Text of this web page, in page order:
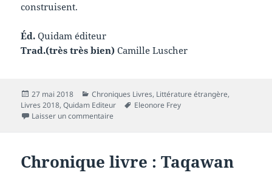
construisent.
Éd. Quidam éditeur
Trad.(très très bien)Camille Luscher
Publié
le
27 mai 2018 Catégories
Chroniques Livres, Littérature étrangère,
Livres 2018,Quidam Editeur
Mots-
Eleonore Frey
Laisser un commentaire
Chronique livre : Taqawan